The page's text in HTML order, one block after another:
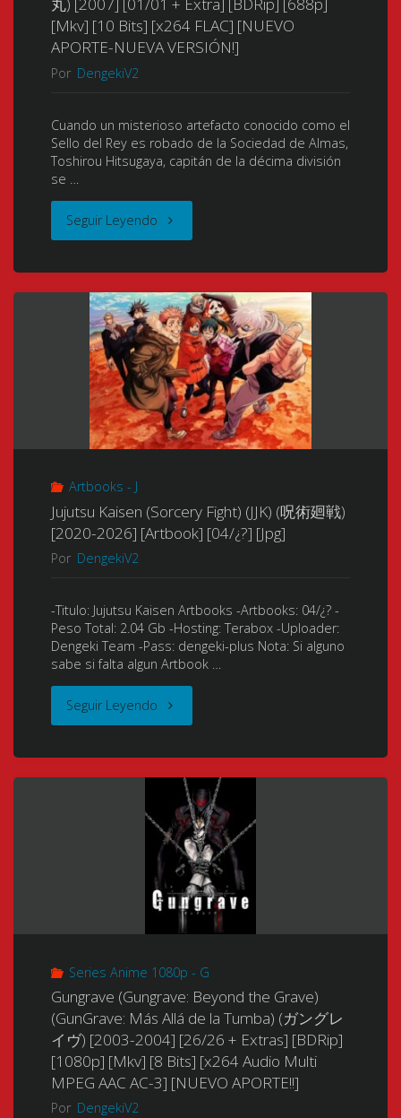
[01/01
[BDRip]
[Mkv]
Bits]
[x264
DTS]
[NUEVO
APORTE-
VERSIÓN!]"
Negro)
(Gekijouban
–
Kimi
no
Na
wo
Yobu)
(Bleach
Fade
to
Call
Name)
(劇
場
BLEACH
Fade
to
Black
君
の
名
を
呼
丸) [2007] [01/01 + Extra] [BDRip] [688p]
[Mkv] [10 Bits] [x264 FLAC] [NUEVO
APORTE-NUEVA VERSIÓN!]
Por DengekiV2
Cuando un misterioso artefacto conocido como el
Sello del Rey es robado de la Sociedad de Almas,
Toshirou Hitsugaya, capitán de la décima división
se …
Seguir Leyendo "Bleach
2:
The
DiamondDust
Rebellion
–
Hitotsu
Hyourinmaru
(Bleach
Película
La
Rebelión
del
Polvo
de
(Bleach
the
Movie:
Artbooks - J
Jujutsu Kaisen (Sorcery Fight) (JJK) (呪術廻戦)
[2020-2026] [Artbook] [04/¿?] [Jpg]
Por DengekiV2
-Titulo: Jujutsu Kaisen Artbooks -Artbooks: 04/¿? -
Peso Total: 2.04 Gb -Hosting: Terabox -Uploader:
Dengeki Team -Pass: dengeki-plus Nota: Si alguno
sabe si falta algun Artbook …
Seguir Leyendo "Jujutsu
(Sorcery
Fight)
(JJK)
(呪
術
廻
戦)
[2020-
2026]
Series Anime 1080p - G
Gungrave (Gungrave: Beyond the Grave)
(GunGrave: Más Allá de la Tumba) (ガングレ
イヴ) [2003-2004] [26/26 + Extras] [BDRip]
[1080p] [Mkv] [8 Bits] [x264 Audio Multi
MPEG AAC AC-3] [NUEVO APORTE!!]
Por DengekiV2